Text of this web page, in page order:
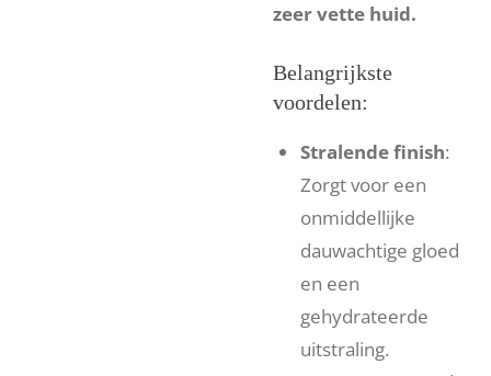
zeer vette huid.
Belangrijkste
voordelen:
Stralende finish:
Zorgt voor een
onmiddellijke
dauwachtige gloed
en een
gehydrateerde
uitstraling.